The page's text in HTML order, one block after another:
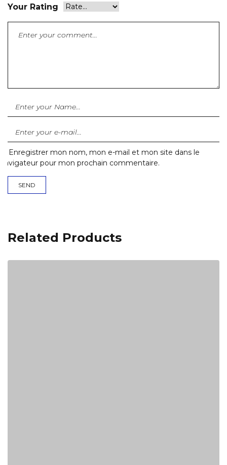
Your Rating
Enregistrer mon nom, mon e-mail et mon site dans le
navigateur pour mon prochain commentaire.
Related Products